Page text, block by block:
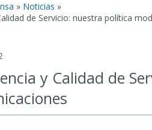
» Noticias »
de Servicio: nuestra política
y Calidad de